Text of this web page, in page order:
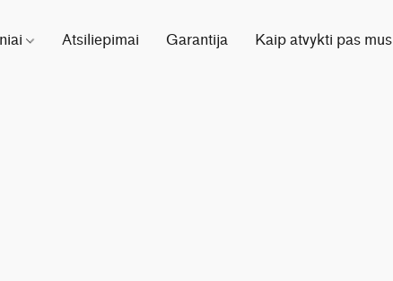
Atsiliepimai Garantija Kaip atvykti pas mus